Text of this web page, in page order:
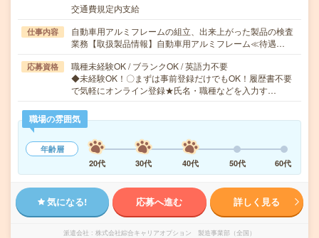
交通費規定内支給
仕事内容
自動車用アルミフレームの組立、出来上がった製品の検査
業務【取扱製品情報】自動車用アルミフレーム≪待遇…
応募資格
職種未経験OK / ブランクOK / 英語力不要
◆未経験OK！〇まずは事前登録だけでもOK！履歴書不要
で気軽にオンライン登録★氏名・職種などを入力す…
職場の雰囲気
年齢層
20代
30代 40代 50代 60代
気になる! 応募へ進む 詳しく見る
派遣会社 株式会社綜合キャリアオプション 製造事業部（全国）